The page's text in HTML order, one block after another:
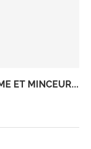
ET MINCEUR...